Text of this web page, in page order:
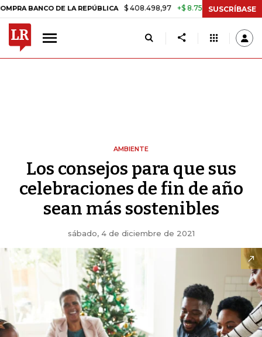
DE LA REPÚBLICA $ 408.498,97 +$ 8.753,81 +2,19% TASA DE
SUSCRÍBASE
AMBIENTE
Los consejos para que sus
celebraciones de fin de año
sean más sostenibles
sábado, 4 de diciembre de 2021